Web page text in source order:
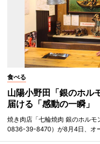
食べる
山陽小野田「銀のホ
届ける「感動の一瞬」
焼き肉店「七輪焼肉 銀のホルモ
0836-39-8470）が8月4日、オ